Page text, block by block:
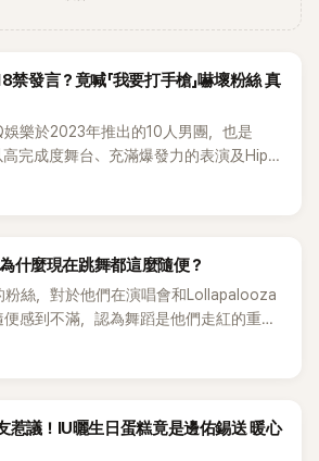
發言？竟喊「我要打手槍」嚇壞粉絲 真
樂於2023年推出的10人男團，也是
高完成度舞台、充滿爆發力的表演及Hip-
迅速累積大批海內外粉絲，近年也陸續
什麼現在跳舞都這麼隨便？
粉絲，對於他們在演唱會和Lollapalooza
感到不滿，認為舞蹈是他們走紅的重要
真地表演。
惹議！IU曬生日蛋糕竟是邊佑錫送 暖心